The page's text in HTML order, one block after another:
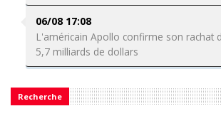
06/08 17:08
L'américain Apollo confirme son rachat
5,7 milliards de dollars
Recherche